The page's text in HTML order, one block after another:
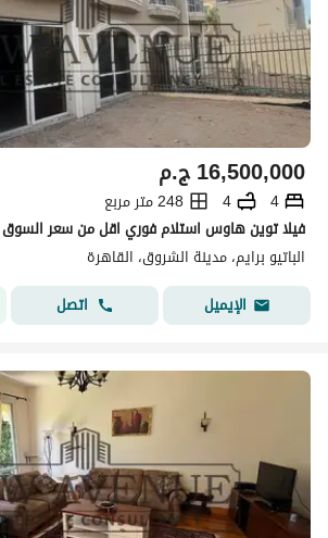
ج.م16,500,000
4
4
248 متر مربع
الباتيو برايم، مدينة الشروق، القاهرة
الإيميل
اتصل